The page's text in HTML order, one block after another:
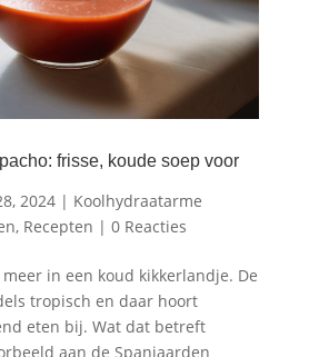
frisse, koude soep voor
2024| Koolhydraatarme
, Recepten | 0 Reacties
in een koud kikkerlandje. De
tropisch en daar hoort
eten bij. Wat dat betreft
aan de Spanjaarden